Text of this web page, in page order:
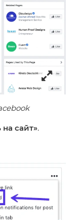
на сайт».